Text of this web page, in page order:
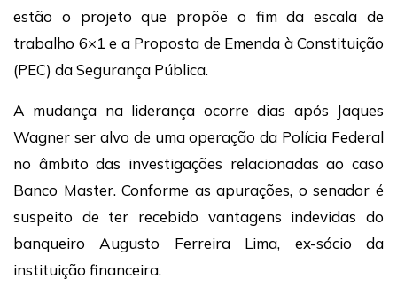
estão o projeto que propõe o fim da escala de
trabalho 6×1 e a Proposta de Emenda à Constituição
(PEC) da Segurança Pública.
A mudança na liderança ocorre dias após Jaques
Wagner ser alvo de uma operação da Polícia Federal
no âmbito das investigações relacionadas ao caso
Banco Master. Conforme as apurações, o senador é
suspeito de ter recebido vantagens indevidas do
banqueiro Augusto Ferreira Lima, ex-sócio da
instituição financeira.